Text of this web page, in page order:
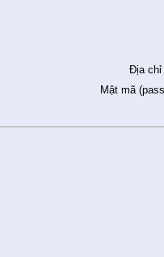
Địa chỉ
Mật mã